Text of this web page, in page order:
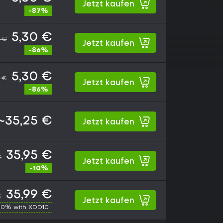
-87%
Jetzt kaufen
€ 5,30 €
-86%
Jetzt kaufen
€ 5,30 €
-86%
Jetzt kaufen
€ Jetzt kaufen
35,95 €
-10%
Jetzt kaufen
35,99 €
with XDD10
Jetzt kaufen